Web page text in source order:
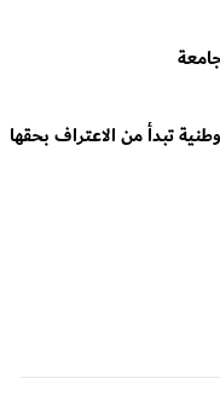
تبدأ من الاعتراف بحقها